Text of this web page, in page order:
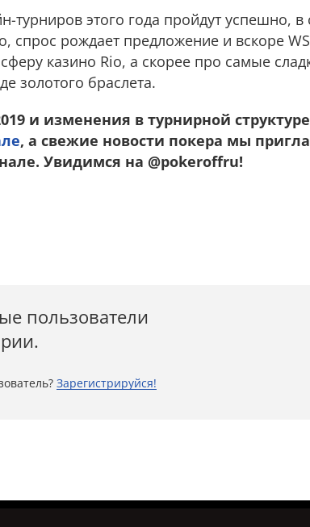
турниров этого года пройдут успешно,
рождает предложение и вскоре
казино Rio, а скорее про самые
золотого браслета.
и изменения в турнирной
, а свежие новости покера мы
Увидимся на @pokeroffru!
пользователи
Зарегистрируйся!